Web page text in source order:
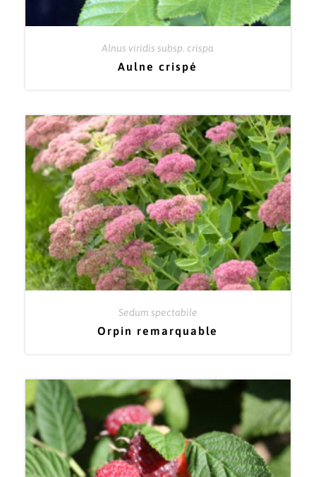
Alnus viridis subsp. crispa
Aulne crispé
Sedum spectabile
Orpin remarquable